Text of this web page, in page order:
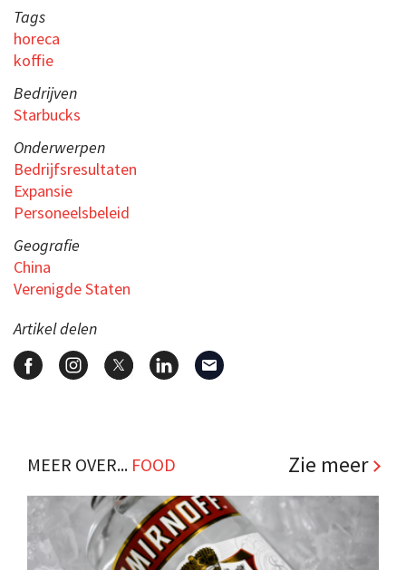
Tags
horeca
koffie
Bedrijven
Starbucks
Onderwerpen
Bedrijfsresultaten
Expansie
Personeelsbeleid
Geografie
China
Verenigde Staten
Artikel delen
MEER OVER... FOOD Zie meer